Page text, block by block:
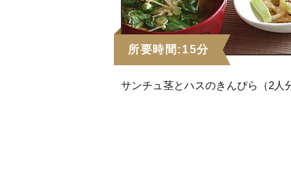
所要時間:15分
サンチュ茎とハスのきんぴら（2人